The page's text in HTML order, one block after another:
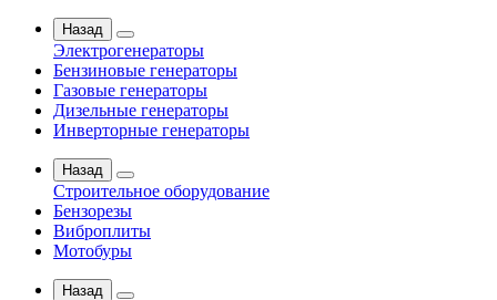
Назад
Электрогенераторы
Бензиновые генераторы
Газовые генераторы
Дизельные генераторы
Инверторные генераторы
Назад
Строительное оборудование
Бензорезы
Виброплиты
Мотобуры
Назад